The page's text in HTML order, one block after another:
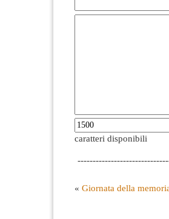
caratteri disponibili
« Giornata della